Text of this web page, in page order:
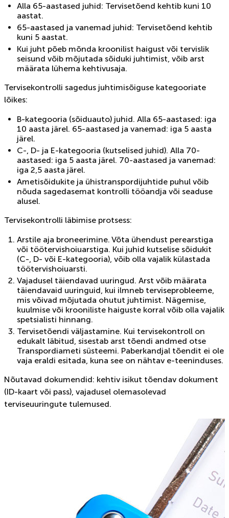
Alla 65-aastased juhid: Tervisetõend kehtib kuni 10
aastat.
65-aastased ja vanemad juhid: Tervisetõend kehtib
kuni 5 aastat.
Kui juht põeb mõnda kroonilist haigust või tervislik
seisund võib mõjutada sõiduki juhtimist, võib arst
määrata lühema kehtivusaja.
Tervisekontrolli sagedus juhtimisõiguse kategooriate
lõikes:
B-kategooria (sõiduauto) juhid. Alla 65-aastased: iga
10 aasta järel. 65-aastased ja vanemad: iga 5 aasta
järel.
C-, D- ja E-kategooria (kutselised juhid). Alla 70-
aastased: iga 5 aasta järel. 70-aastased ja vanemad:
iga 2,5 aasta järel.
Ametisõidukite ja ühistranspordijuhtide puhul võib
nõuda sagedasemat kontrolli tööandja või seaduse
alusel.
Tervisekontrolli läbimise protsess:
Arstile aja broneerimine. Võta ühendust perearstiga
või töötervishoiuarstiga. Kui juhid kutselise sõidukit
(C-, D- või E-kategooria), võib olla vajalik külastada
töötervishoiuarsti.
Vajadusel täiendavad uuringud. Arst võib määrata
täiendavaid uuringuid, kui ilmneb terviseprobleeme,
mis võivad mõjutada ohutut juhtimist. Nägemise,
kuulmise või krooniliste haiguste korral võib olla vajalik
spetsialisti hinnang.
Tervisetõendi väljastamine. Kui tervisekontroll on
edukalt läbitud, sisestab arst tõendi andmed otse
Transpordiameti süsteemi. Paberkandjal tõendit ei ole
vaja eraldi esitada, kuna see on nähtav e-teeninduses.
Nõutavad dokumendid: kehtiv isikut tõendav dokument
(ID-kaart või pass), vajadusel olemasolevad
terviseuuringute tulemused.